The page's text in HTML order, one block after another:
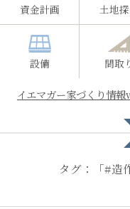
資金計画 土地
設備 間取
イエマガー家づくり情
タグ：「#造